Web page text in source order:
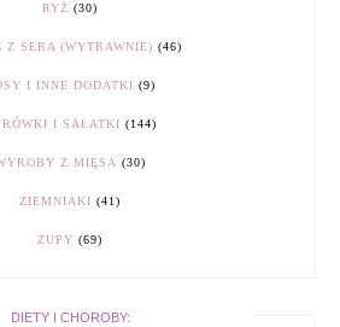
RYŻ (30)
Z SERA (WYTRAWNIE) (46)
I INNE DODATKI (9)
I SAŁATKI (144)
Z MIĘSA (30)
ZIEMNIAKI (41)
ZUPY (69)
DIETY I CHOROBY: